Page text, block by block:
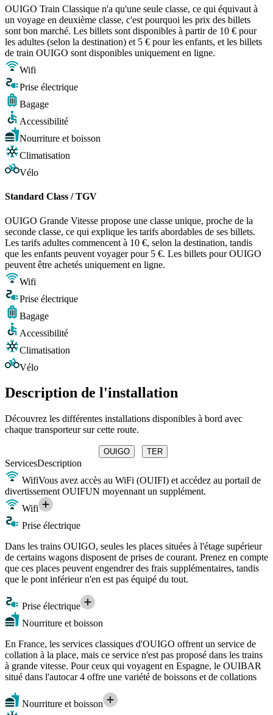
OUIGO Train Classique n'a qu'une seule classe, ce qui équivaut à
un voyage en deuxième classe, c'est pourquoi les prix des billets
sont bon marché. Les billets sont disponibles à partir de 10 € pour
les adultes (selon la destination) et 5 € pour les enfants, et les billets
de train OUIGO sont disponibles uniquement en ligne.
Wifi
Prise électrique
Bagage
Accessibilité
Nourriture et boisson
Climatisation
Vélo
Standard Class / TGV
OUIGO Grande Vitesse propose une classe unique, proche de la
seconde classe, ce qui explique les tarifs abordables de ses billets.
Les tarifs adultes commencent à 10 €, selon la destination, tandis
que les enfants peuvent voyager pour 5 €. Les billets pour OUIGO
peuvent être achetés uniquement en ligne.
Wifi
Prise électrique
Bagage
Accessibilité
Climatisation
Vélo
Description de l'installation
Découvrez les différentes installations disponibles à bord avec
chaque transporteur sur cette route.
OUIGO TER
ServicesDescription
WifiVous avez accès au WiFi (OUIFI) et accédez au portail de
divertissement OUIFUN moyennant un supplément.
Wifi
Prise électrique
Dans les trains OUIGO, seules les places situées à l'étage supérieur
de certains wagons disposent de prises de courant. Prenez en compte
que ces places peuvent engendrer des frais supplémentaires, tandis
que le pont inférieur n'en est pas équipé du tout.
Prise électrique
Nourriture et boisson
En France, les services classiques d'OUIGO offrent un service de
collation à la place, mais ce service n'est pas proposé dans les trains
à grande vitesse. Pour ceux qui voyagent en Espagne, le OUIBAR
situé dans l'autocar 4 offre une variété de boissons et de collations
Nourriture et boisson